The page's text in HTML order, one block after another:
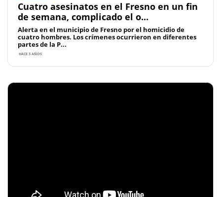
Cuatro asesinatos en el Fresno en un fin
de semana, complicado el o...
Alerta en el municipio de Fresno por el homicidio de
cuatro hombres. Los crímenes ocurrieron en diferentes
partes de la P...
HACE 3 AÑOS